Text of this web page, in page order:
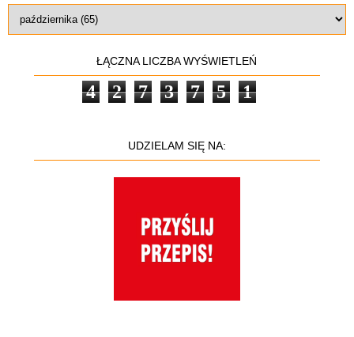
ŁĄCZNA LICZBA WYŚWIETLEŃ
4 2 7 3 7 5 1
UDZIELAM SIĘ NA: